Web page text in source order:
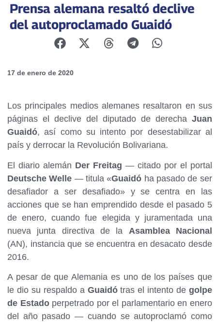
Prensa alemana resaltó declive
del autoproclamado Guaidó
17 de enero de 2020
Los principales medios alemanes resaltaron en sus
páginas el declive del diputado de derecha Juan
Guaidó, así como su intento por desestabilizar al
país y derrocar la Revolución Bolivariana.
El diario alemán Der Freitag — citado por el portal
Deutsche Welle — titula «Guaidó ha pasado de ser
desafiador a ser desafiado» y se centra en las
acciones que se han emprendido desde el pasado 5
de enero, cuando fue elegida y juramentada una
nueva junta directiva de la Asamblea Nacional
(AN), instancia que se encuentra en desacato desde
2016.
A pesar de que Alemania es uno de los países que
le dio su respaldo a Guaidótras el intento de golpe
de Estadoperpetrado por el parlamentario en enero
del año pasado — cuando se autoproclamó como